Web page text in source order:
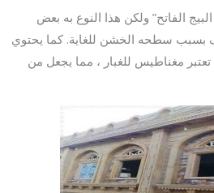
الفاتح” ولكن هذا النوع به بعض
بسبب سطحه الخشن للغاية. كما يحتوي
مغناطيس للغبار ، مما يجعل من